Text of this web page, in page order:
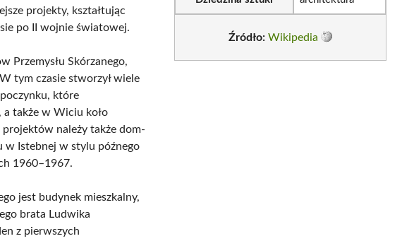
projekty, kształtując
po II wojnie światowej.
Przemysłu Skórzanego,
tym czasie stworzył wiele
które
a także w Wiciu koło
należy także dom-
w Istebnej w stylu późnego
1960–1967.
jest budynek mieszkalny,
brata Ludwika
z pierwszych
Źródło: Wikipedia